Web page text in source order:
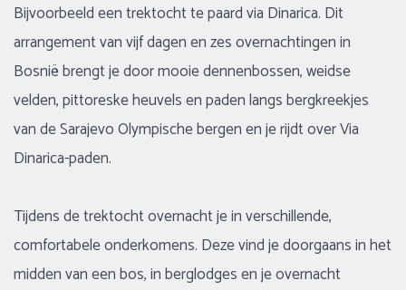
Extra Opties
1-persoons accommodatie
Niet-ruiter
Bijvoorbeeld een trektocht te paard via Dinarica. Dit
arrangement van vijf dagen en zes overnachtingen in
Bosnië brengt je door mooie dennenbossen, weidse
velden, pittoreske heuvels en paden langs bergkreekjes
van de Sarajevo Olympische bergen en je rijdt over Via
Dinarica-paden.
Tijdens de trektocht overnacht je in verschillende,
comfortabele onderkomens. Deze vind je doorgaans in het
midden van een bos, in berglodges en je overnacht